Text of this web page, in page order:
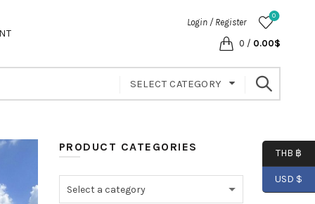
Login / Register
0
0 / 0.00$
SELECT CATEGORY
PRODUCT CATEGORIES
Select a category
THB ฿
USD $